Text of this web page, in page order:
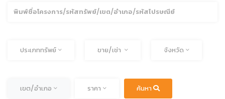
ค้นหา
ทั้งหมด
ประเภททรัพย์ ขาย/เช่า ทั้งหมด
จังหวัด
ทั้งหมด
เขต/อำเภอ ทั้งหมด
ราคา ค้นหา